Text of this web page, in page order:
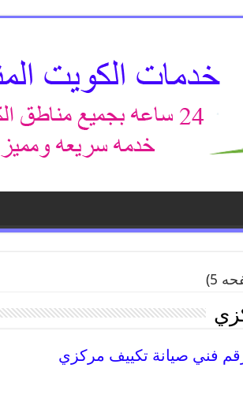
5)
فني تكييف الفحيحيل 62224041 رقم فني صيانة تكييف مركزي